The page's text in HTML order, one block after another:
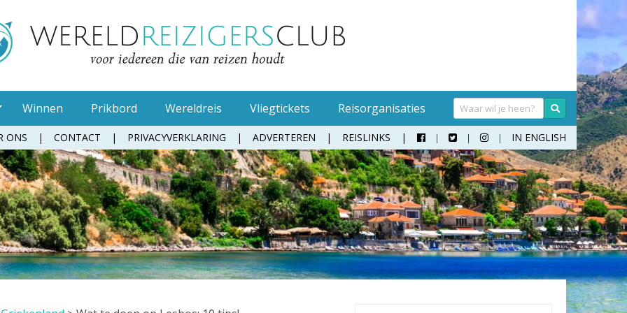
Muggenspray
Oordopjes
Tandenborstel
Toiletpapier
Waterfles
Handwasmiddel
Hangmat
Klamboe
Koffer
Moneybelt
Sokken
Teenslippers
Wandelschoenen
Zonnebril
Winnen Prikbord Wereldreis Vliegtickets Reisorganisaties
ONS CONTACT PRIVACYVERKLARING ADVERTEREN REISLINKS    IN ENGLISH